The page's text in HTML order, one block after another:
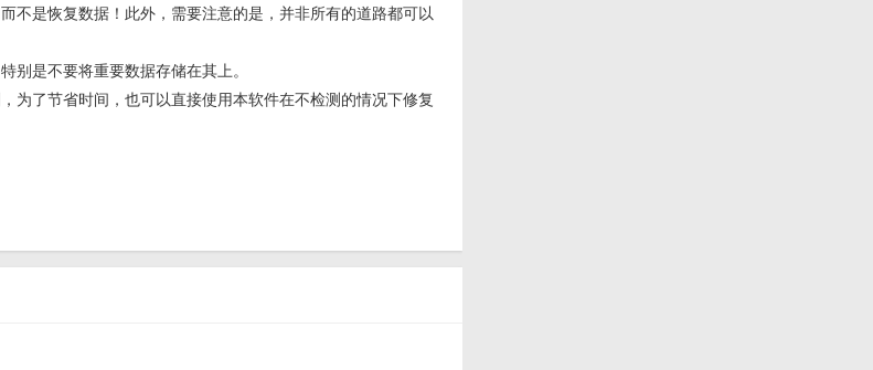
不是恢复数据！此外，需要注意的是，并非所有的道路都可以
别是不要将重要数据存储在其上。
为了节省时间，也可以直接使用本软件在不检测的情况下修复